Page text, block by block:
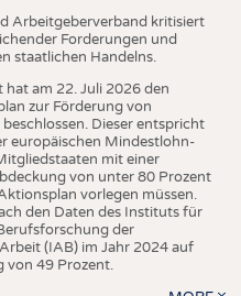
Arbeitgeberverband kritisiert
Forderungen und
staatlichen Handelns.
hat am 22. Juli 2026 den
zur Förderung von
Dieser entspricht
europäischen Mindestlohn-
mit einer
von unter 80 Prozent
vorlegen müssen.
den Daten des Instituts für
der
(IAB) im Jahr 2024 auf
von 49 Prozent.